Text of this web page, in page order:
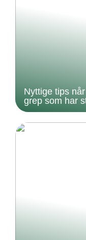
Nyttige tips
grep som har